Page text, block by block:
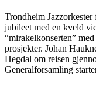
Trondheim
jubileet med en kveld
“mirakelkonserten”
prosjekter. Johan
Hegdal om reisen
Generalforsamling